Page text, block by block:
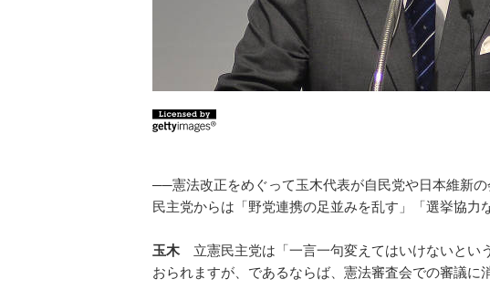
──憲法改正をめぐって玉木代表が自民党や日本維新
民主党からは「野党連携の足並みを乱す」「選挙協力
玉木立憲民主党は「一言一句変えてはいけないとい
おられますが、であるならば、憲法審査会での審議に